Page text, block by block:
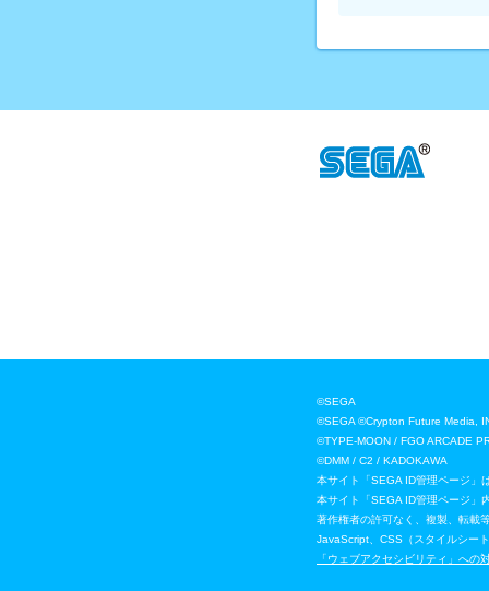
©SEGA
©SEGA ©Crypton Future Media,
©TYPE-MOON / FGO ARCADE
©DMM / C2 / KADOKAWA
本サイト「SEGA ID管理ページ」
本サイト「SEGA ID管理ページ」
著作権者の許可なく、複製、転載
JavaScript、CSS（スタイルシー
「ウェブアクセシビリティ」への